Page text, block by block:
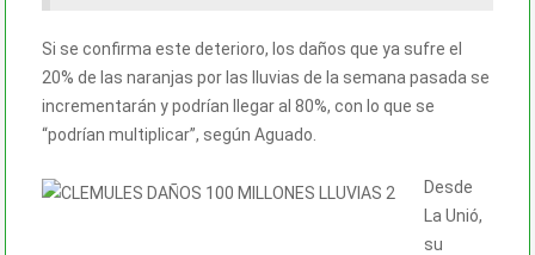
Si se confirma este deterioro, los daños que ya sufre el
20% de las naranjas por las lluvias de la semana pasada se
incrementarán y podrían llegar al 80%, con lo que se
“podrían multiplicar”, según Aguado.
Desde
La Unió,
su